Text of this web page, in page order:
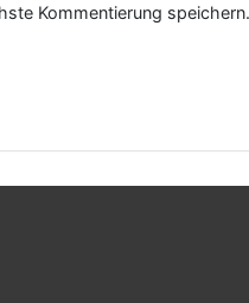
Kommentierung speichern.